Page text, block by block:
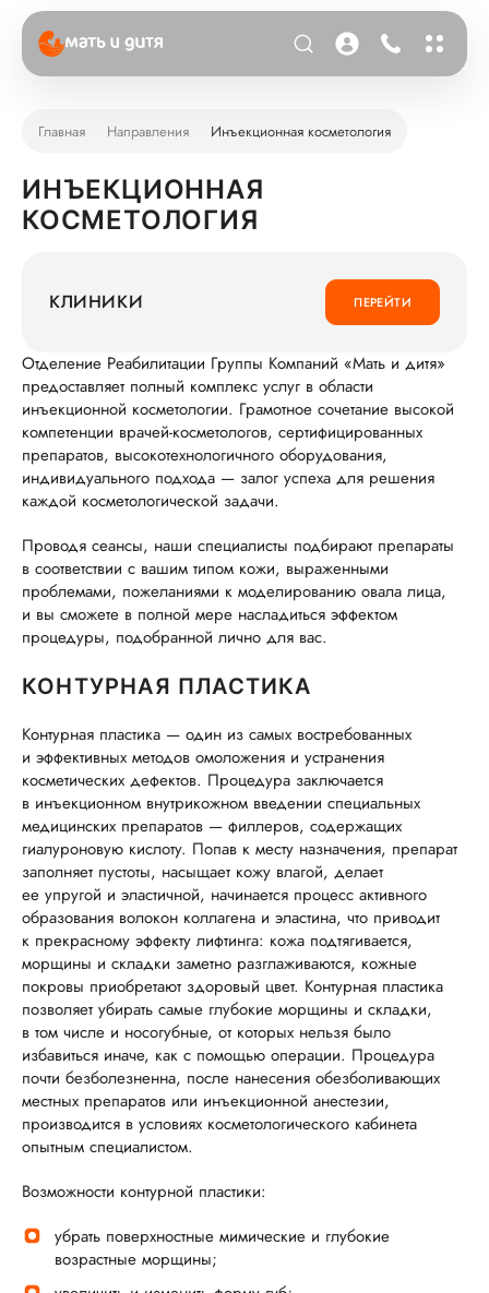
Главная Направления Инъекционная косметология
ИНЪЕКЦИОННАЯ
КОСМЕТОЛОГИЯ
Отделение Реабилитации Группы Компаний «Мать и дитя»
предоставляет полный комплекс услуг в области
инъекционной косметологии. Грамотное сочетание высокой
компетенции врачей-косметологов, сертифицированных
препаратов, высокотехнологичного оборудования,
индивидуального подхода — залог успеха для решения
каждой косметологической задачи.
Проводя сеансы, наши специалисты подбирают препараты
в соответствии с вашим типом кожи, выраженными
проблемами, пожеланиями к моделированию овала лица,
и вы сможете в полной мере насладиться эффектом
процедуры, подобранной лично для вас.
КОНТУРНАЯ ПЛАСТИКА
Контурная пластика — один из самых востребованных
и эффективных методов омоложения и устранения
косметических дефектов. Процедура заключается
в инъекционном внутрикожном введении специальных
медицинских препаратов — филлеров, содержащих
гиалуроновую кислоту. Попав к месту назначения, препарат
заполняет пустоты, насыщает кожу влагой, делает
ее упругой и эластичной, начинается процесс активного
образования волокон коллагена и эластина, что приводит
к прекрасному эффекту лифтинга: кожа подтягивается,
морщины и складки заметно разглаживаются, кожные
покровы приобретают здоровый цвет. Контурная пластика
позволяет убирать самые глубокие морщины и складки,
в том числе и носогубные, от которых нельзя было
избавиться иначе, как с помощью операции. Процедура
почти безболезненна, после нанесения обезболивающих
местных препаратов или инъекционной анестезии,
производится в условиях косметологического кабинета
опытным специалистом.
Возможности контурной пластики:
убрать поверхностные мимические и глубокие
возрастные морщины;
КЛИНИКИ ПЕРЕЙТИ